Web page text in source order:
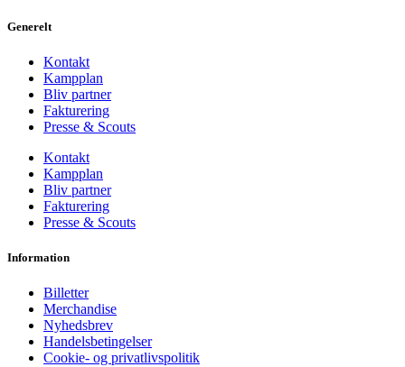
Generelt
Kontakt
Kampplan
Bliv partner
Fakturering
Presse & Scouts
Kontakt
Kampplan
Bliv partner
Fakturering
Presse & Scouts
Information
Billetter
Merchandise
Nyhedsbrev
Handelsbetingelser
Cookie- og privatlivspolitik